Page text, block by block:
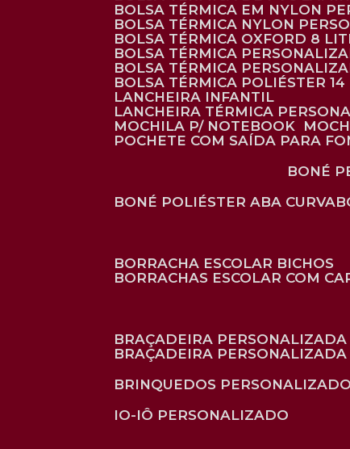
BOLSA TÉRMICA EM NYLON
BOLSA TÉRMICA NYLON
BOLSA TÉRMICA OXFORD 8
BOLSA TÉRMICA
BOLSA TÉRMICA
BOLSA TÉRMICA POLIÉSTER
LANCHEIRA INFANTIL
LANCHEIRA TÉRMICA
MOCHILA P/ NOTEBOOK
POCHETE COM SAÍDA PARA
BONÉ
BONÉ POLIÉSTER ABA CURVA
BORRACHA ESCOLAR BICHOS
BORRACHAS ESCOLAR COM
BRAÇADEIRA
BRAÇADEIRA
BRINQUEDOS
IO-IÔ PERSONALIZADO